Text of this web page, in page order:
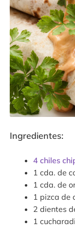
Contacto
Sala de Prensa
Ingredientes:
4 chiles
1 cda. de
1 cda. de
1 pizca de
2 dientes
1